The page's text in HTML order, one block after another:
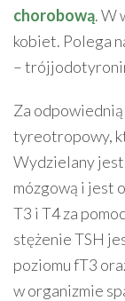
chorobową. W
kobiet. Polega
–
Za
tyreotropowy,
Wydzielany jest
mózgową i jest
T3 i T4 za
stężenie TSH
poziomu fT3
w organizmie